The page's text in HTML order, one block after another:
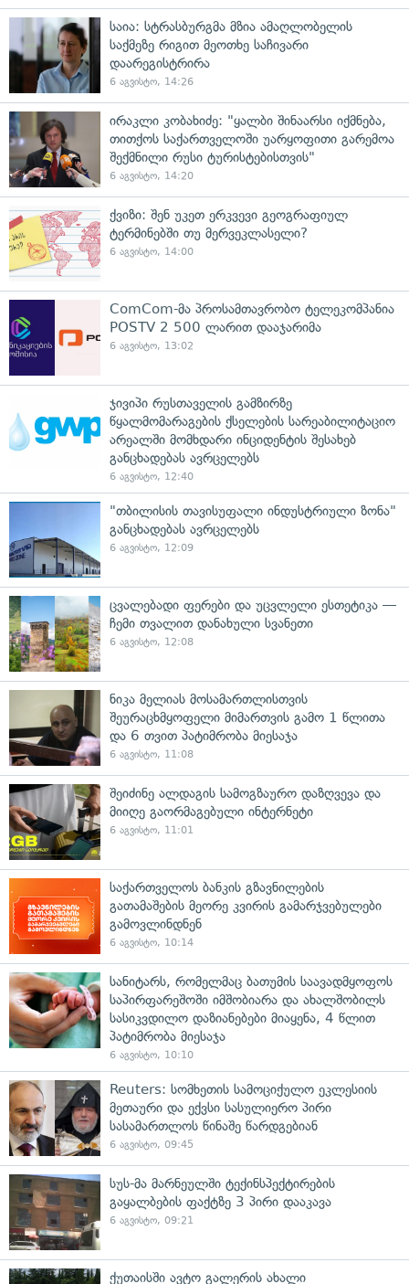
საია: სტრასბურგმა მზია ამაღლობელის
საქმეზე რიგით მეოთხე საჩივარი
დაარეგისტრირა
6 აგვისტო, 14:26
ირაკლი კობახიძე: "ყალბი შინაარსი იქმნება,
თითქოს საქართველოში უარყოფითი გარემოა
შექმნილი რუსი ტურისტებისთვის"
6 აგვისტო, 14:20
ქვიზი: შენ უკეთ ერკვევი გეოგრაფიულ
ტერმინებში თუ მერვეკლასელი?
6 აგვისტო, 14:00
ComCom-მა პროსამთავრობო ტელეკომპანია
POSTV 2 500 ლარით დააჯარიმა
6 აგვისტო, 13:02
ჯივიპი რუსთაველის გამზირზე
წყალმომარაგების ქსელების სარეაბილიტაციო
არეალში მომხდარი ინციდენტის შესახებ
განცხადებას ავრცელებს
6 აგვისტო, 12:40
"თბილისის თავისუფალი ინდუსტრიული ზონა"
განცხადებას ავრცელებს
6 აგვისტო, 12:09
ცვალებადი ფერები და უცვლელი ესთეტიკა —
ჩემი თვალით დანახული სვანეთი
6 აგვისტო, 12:08
ნიკა მელიას მოსამართლისთვის
შეურაცხმყოფელი მიმართვის გამო 1 წლითა
და 6 თვით პატიმრობა მიესაჯა
6 აგვისტო, 11:08
შეიძინე ალდაგის სამოგზაურო დაზღვევა და
მიიღე გაორმაგებული ინტერნეტი
6 აგვისტო, 11:01
საქართველოს ბანკის გზავნილების
გათამაშების მეორე კვირის გამარჯვებულები
გამოვლინდნენ
6 აგვისტო, 10:14
სანიტარს, რომელმაც ბათუმის საავადმყოფოს
საპირფარეშოში იმშობიარა და ახალშობილს
სასიკვდილო დაზიანებები მიაყენა, 4 წლით
პატიმრობა მიესაჯა
6 აგვისტო, 10:10
Reuters: სომხეთის სამოციქულო ეკლესიის
მეთაური და ექვსი სასულიერო პირი
სასამართლოს წინაშე წარდგებიან
6 აგვისტო, 09:45
სუს-მა მარნეულში ტექინსპექტირების
გაყალბების ფაქტზე 3 პირი დააკავა
6 აგვისტო, 09:21
ქუთაისში ავტო გალერის ახალი